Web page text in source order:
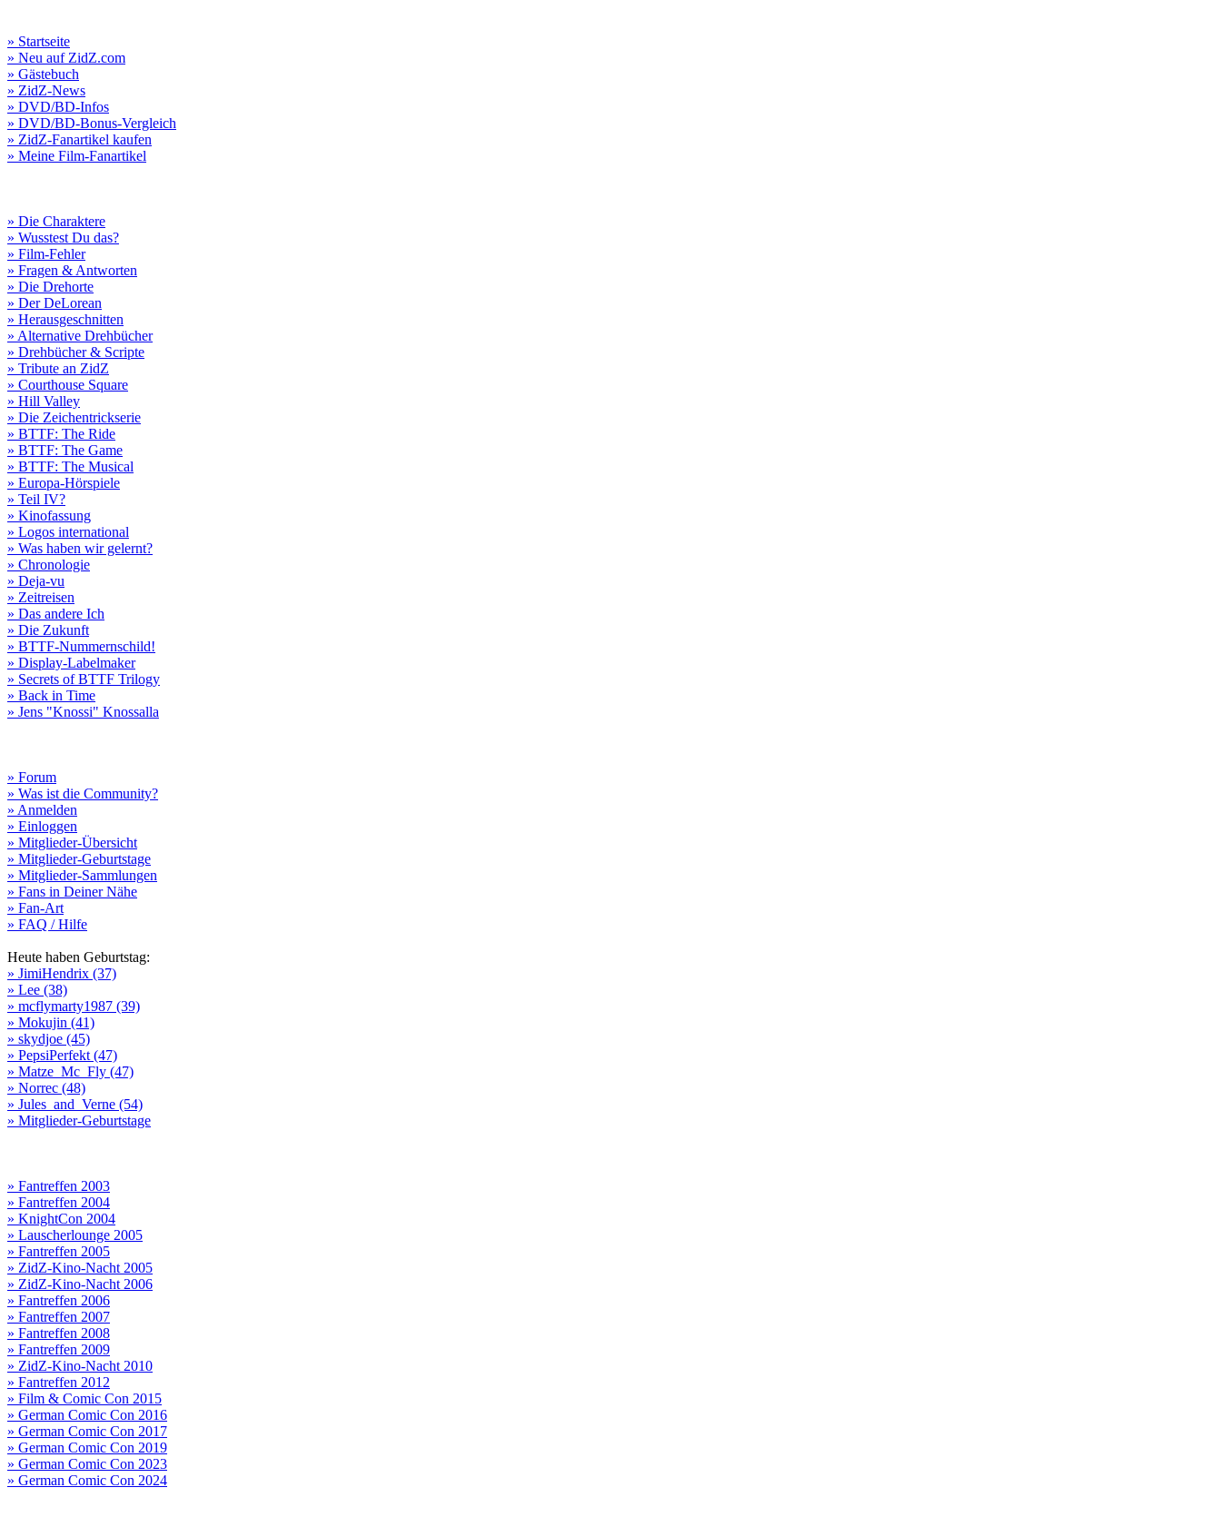
» Startseite
» Neu auf ZidZ.com
» Gästebuch
» ZidZ-News
» DVD/BD-Infos
» DVD/BD-Bonus-Vergleich
» ZidZ-Fanartikel kaufen
» Meine Film-Fanartikel
» Die Charaktere
» Wusstest Du das?
» Film-Fehler
» Fragen & Antworten
» Die Drehorte
» Der DeLorean
» Herausgeschnitten
» Alternative Drehbücher
» Drehbücher & Scripte
» Tribute an ZidZ
» Courthouse Square
» Hill Valley
» Die Zeichentrickserie
» BTTF: The Ride
» BTTF: The Game
» BTTF: The Musical
» Europa-Hörspiele
» Teil IV?
» Kinofassung
» Logos international
» Was haben wir gelernt?
» Chronologie
» Deja-vu
» Zeitreisen
» Das andere Ich
» Die Zukunft
» BTTF-Nummernschild!
» Display-Labelmaker
» Secrets of BTTF Trilogy
» Back in Time
» Jens "Knossi" Knossalla
» Forum
» Was ist die Community?
» Anmelden
» Einloggen
» Mitglieder-Übersicht
» Mitglieder-Geburtstage
» Mitglieder-Sammlungen
» Fans in Deiner Nähe
» Fan-Art
» FAQ / Hilfe
Heute haben Geburtstag:
» JimiHendrix (37)
» Lee (38)
» mcflymarty1987 (39)
» Mokujin (41)
» skydjoe (45)
» PepsiPerfekt (47)
» Matze_Mc_Fly (47)
» Norrec (48)
» Jules_and_Verne (54)
» Mitglieder-Geburtstage
» Fantreffen 2003
» Fantreffen 2004
» KnightCon 2004
» Lauscherlounge 2005
» Fantreffen 2005
» ZidZ-Kino-Nacht 2005
» ZidZ-Kino-Nacht 2006
» Fantreffen 2006
» Fantreffen 2007
» Fantreffen 2008
» Fantreffen 2009
» ZidZ-Kino-Nacht 2010
» Fantreffen 2012
» Film & Comic Con 2015
» German Comic Con 2016
» German Comic Con 2017
» German Comic Con 2019
» German Comic Con 2023
» German Comic Con 2024